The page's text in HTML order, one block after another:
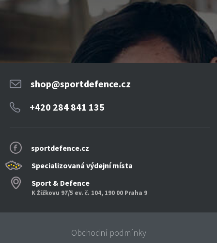
sportdefence.cz
Specializovaná výdejní místa
Sport & Defence
K Žižkovu 97/5 ev. č. 104, 190 00 Praha 9
shop@sportdefence.cz
+420 284 841 135
Obchodní podmínky